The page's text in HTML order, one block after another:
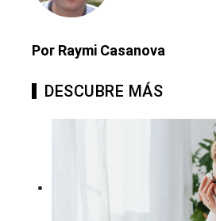
Por Raymi Casanova
DESCUBRE MÁS